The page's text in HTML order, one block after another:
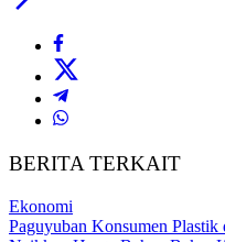
BERITA TERKAIT
Ekonomi
Paguyuban Konsumen Plastik